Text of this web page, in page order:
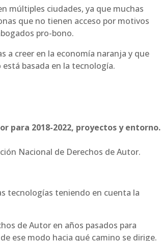
múltiples ciudades, ya que muchas
que no tienen acceso por motivos
pro-bono.
a creer en la economía naranja y que
basada en la tecnología.
para 2018-2022, proyectos y entorno.
Nacional de Derechos de Autor.
tecnologías teniendo en cuenta la
de Autor en años pasados para
ese modo hacia qué camino se dirige.